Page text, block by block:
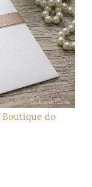
Boutique do